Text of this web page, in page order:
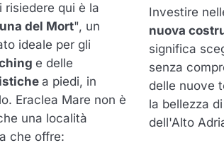
risiedere qui è la
del Mort", un
ideale per gli
e delle
a piedi, in
Eraclea Mare non è
una località
che offre:
Investire
nuova
significa
senza
delle nuove
la bellezza
dell'Alto